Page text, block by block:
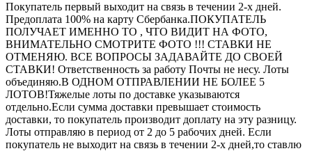
Покупатель первый выходит на связь в течении 2-х дней.
Предоплата 100% на карту Сбербанка.ПОКУПАТЕЛЬ
ПОЛУЧАЕТ ИМЕННО ТО , ЧТО ВИДИТ НА ФОТО,
ВНИМАТЕЛЬНО СМОТРИТЕ ФОТО !!! СТАВКИ НЕ
ОТМЕНЯЮ. ВСЕ ВОПРОСЫ ЗАДАВАЙТЕ ДО СВОЕЙ
СТАВКИ! Ответственность за работу Почты не несу. Лоты
объединяю.В ОДНОМ ОТПРАВЛЕНИИ НЕ БОЛЕЕ 5
ЛОТОВ!Тяжелые лоты по доставке указываются
отдельно.Если сумма доставки превышает стоимость
доставки, то покупатель производит доплату на эту разницу.
Лоты отправляю в период от 2 до 5 рабочих дней. Если
покупатель не выходит на связь в течении 2-х дней,то ставлю